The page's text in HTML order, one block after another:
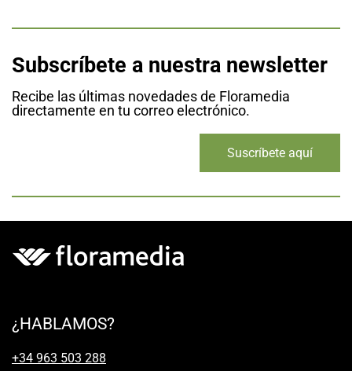
Subscríbete a nuestra newsletter
Recibe las últimas novedades de Floramedia
directamente en tu correo electrónico.
Suscríbete aquí
¿HABLAMOS?
+34 963 503 288